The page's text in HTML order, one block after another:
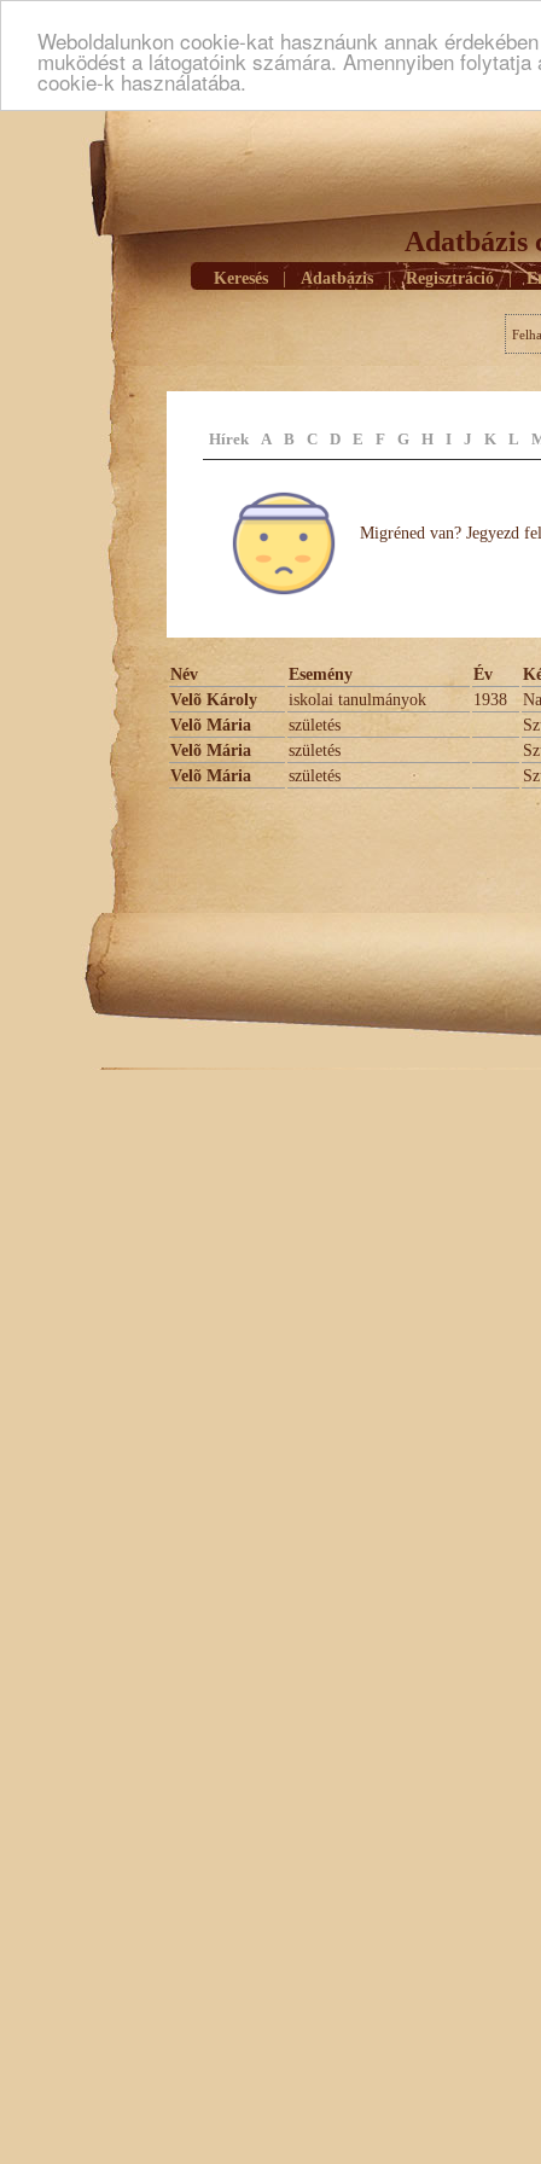
Weboldalunkon cookie-kat hasznáunk annak
muködést a látogatóink számára. Amennyiben
cookie-k használatába.
Adatbázis
Keresés Adatbázis | Regisztráció |
Hírek A B C D E F G H I J K L
Migréned van? Jegyezd
Név Esemény Év
Velõ Károly
iskolai tanulmányok 1938
Velõ Mária
születés
Velõ Mária
születés
Velõ Mária
születés